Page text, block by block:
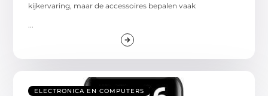
kijkervaring, maar de accessoires bepalen vaak
...
ELECTRONICA EN COMPUTERS